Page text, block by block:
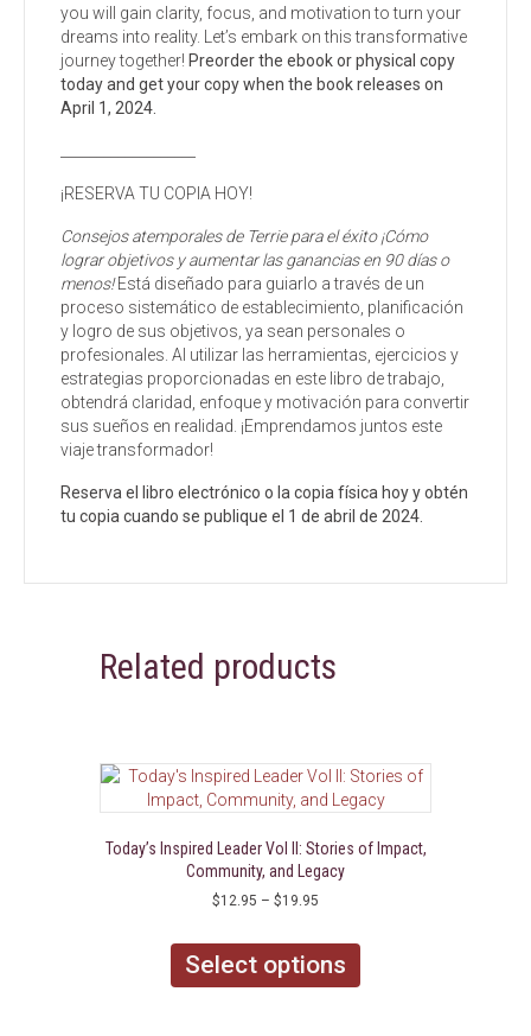
you will gain clarity, focus, and motivation to turn your
dreams into reality. Let’s embark on this transformative
journey together! Preorder the ebook or physical copy
today and get your copy when the book releases on
April 1, 2024.
¡RESERVA TU COPIA HOY!
Consejos atemporales de Terrie para el éxito ¡Cómo
lograr objetivos y aumentar las ganancias en 90 días o
menos!Está diseñado para guiarlo a través de un
proceso sistemático de establecimiento, planificación
y logro de sus objetivos, ya sean personales o
profesionales. Al utilizar las herramientas, ejercicios y
estrategias proporcionadas en este libro de trabajo,
obtendrá claridad, enfoque y motivación para convertir
sus sueños en realidad. ¡Emprendamos juntos este
viaje transformador!
Reserva el libro electrónico o la copia física hoy y obtén
tu copia cuando se publique el 1 de abril de 2024.
Related products
Today’s Inspired Leader Vol II: Stories of Impact,
Community, and Legacy
$12.95 – $19.95
through
Select options
product